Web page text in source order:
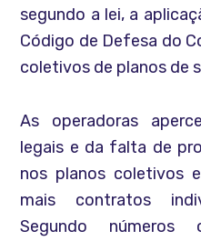
segundo a lei, a
Código de Defesa do
coletivos de planos de
As operadoras
legais e da falta de
nos planos coletivos
mais contratos
Segundo